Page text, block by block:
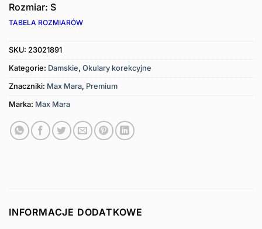
Rozmiar: S
TABELA ROZMIARÓW
SKU: 23021891
Kategorie: Damskie, Okulary korekcyjne
Znaczniki: Max Mara, Premium
Marka: Max Mara
INFORMACJE DODATKOWE